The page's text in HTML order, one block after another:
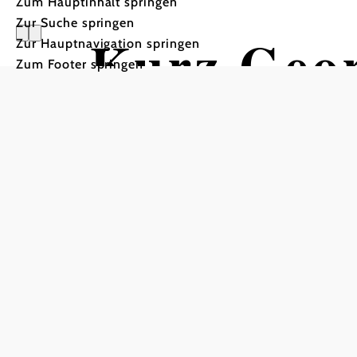
Zur Suche springen
Zur Hauptnavigation springen
Zum Footer springenKurz